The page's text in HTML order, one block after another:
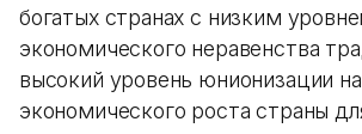
богатых странах с низким
экономического неравенства
высокий уровень юнионизации
экономического роста страны